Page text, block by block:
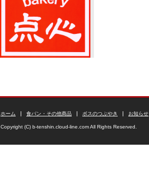
ホーム 食パン・その他商品 ボスのつぶやき お知らせ
Copyright (C) b-tenshin.cloud-line.com All Rights Reserved.